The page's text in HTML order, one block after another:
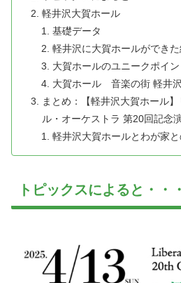
軽井沢大賀ホール
基礎データ
軽井沢に大賀ホールができ
大賀ホールのユニークポイン
大賀ホール 音楽の街 軽井
まとめ：【軽井沢大賀ホール
ル・オーケストラ 第20回記念
軽井沢大賀ホールとわが家と
トピックスによると・・・